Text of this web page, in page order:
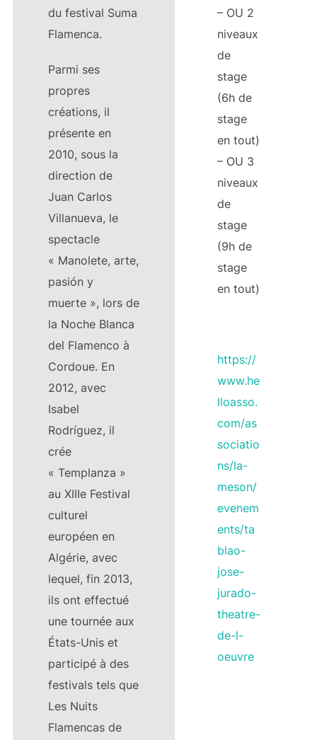
du festival Suma
Flamenca.
Parmi ses
propres
créations, il
présente en
2010, sous la
direction de
Juan Carlos
Villanueva, le
spectacle
« Manolete, arte,
pasión y
muerte », lors de
la Noche Blanca
del Flamenco à
Cordoue. En
2012, avec
Isabel
Rodríguez, il
crée
« Templanza »
au XIIIe Festival
culturel
européen en
Algérie, avec
lequel, fin 2013,
ils ont effectué
une tournée aux
États-Unis et
participé à des
festivals tels que
Les Nuits
Flamencas de
– OU 2
niveaux
de
stage
(6h de
stage
en tout)
– OU 3
niveaux
de
stage
(9h de
stage
en tout)
https://
www.he
lloasso.
com/as
sociatio
ns/la-
meson/
evenem
ents/ta
blao-
jose-
jurado-
theatre-
de-l-
oeuvre